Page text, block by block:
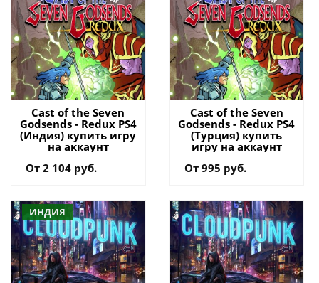
Cast of the Seven
Godsends - Redux PS4
(Индия) купить игру
на аккаунт
От 2 104 руб.
Cast of the Seven
Godsends - Redux PS4
(Турция) купить
игру на аккаунт
От 995 руб.
ИНДИЯ